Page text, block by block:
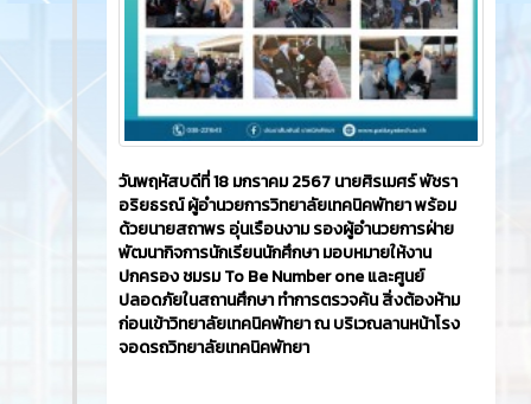
วันพฤหัสบดีที่ 18 มกราคม 2567 นายศิรเมศร์ พัชรา
อริยธรณ์ ผู้อำนวยการวิทยาลัยเทคนิคพัทยา พร้อม
ด้วยนายสถาพร อุ่นเรือนงาม รองผู้อำนวยการฝ่าย
พัฒนากิจการนักเรียนนักศึกษา มอบหมายให้งาน
ปกครอง ชมรม To Be Number one และศูนย์
ปลอดภัยในสถานศึกษา ทำการตรวจค้น สิ่งต้องห้าม
ก่อนเข้าวิทยาลัยเทคนิคพัทยา ณ บริเวณลานหน้าโรง
จอดรถวิทยาลัยเทคนิคพัทยา